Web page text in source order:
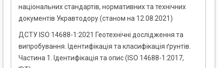
національних стандартів, нормативних та технічних
документів Укравтодору (станом на 12.08.2021)
ДСТУ ISO 14688-1:2021 Геотехнічні дослідження та
випробування. Ідентифікація та класифікація ґрунтів.
Частина 1. Ідентифікація та опис (ISO 14688-1:2017,